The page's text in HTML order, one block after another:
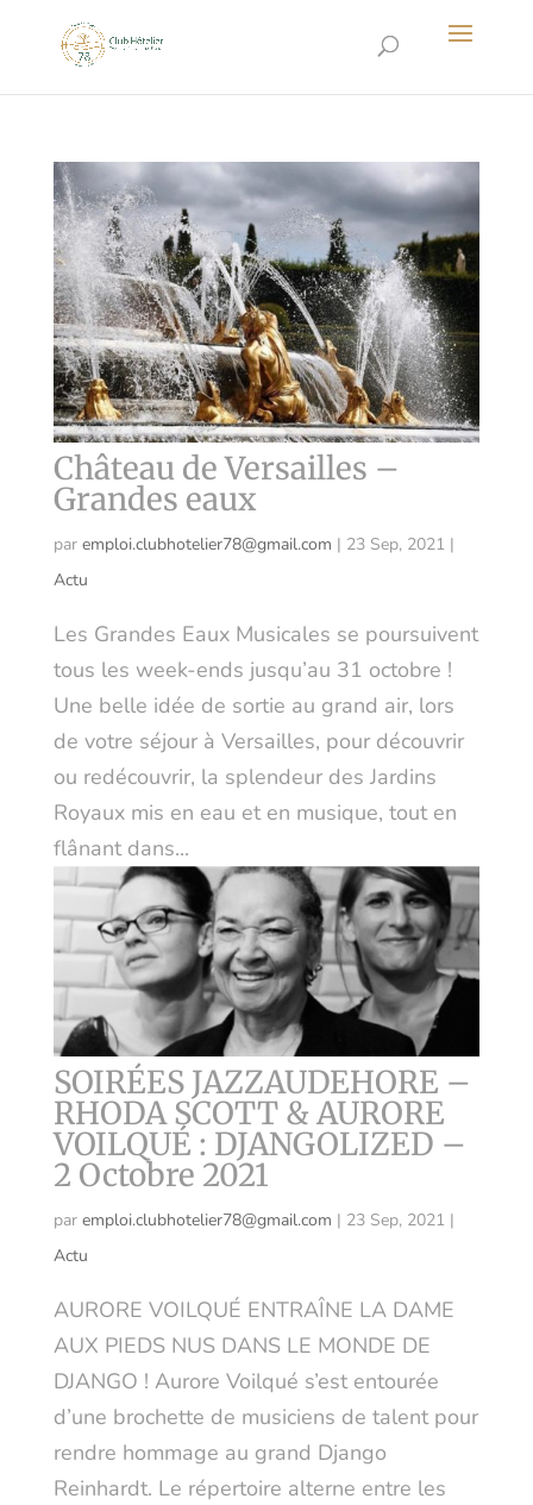
Château de Versailles –
Grandes eaux
par emploi.clubhotelier78@gmail.com | 23 Sep, 2021 |
Actu
Les Grandes Eaux Musicales se poursuivent
tous les week-ends jusqu’au 31 octobre !
Une belle idée de sortie au grand air, lors
de votre séjour à Versailles, pour découvrir
ou redécouvrir, la splendeur des Jardins
Royaux mis en eau et en musique, tout en
flânant dans...
SOIRÉES JAZZAUDEHORE –
RHODA SCOTT & AURORE
VOILQUÉ : DJANGOLIZED –
2 Octobre 2021
par emploi.clubhotelier78@gmail.com | 23 Sep, 2021 |
Actu
AURORE VOILQUÉ ENTRAÎNE LA DAME
AUX PIEDS NUS DANS LE MONDE DE
DJANGO ! Aurore Voilqué s’est entourée
d’une brochette de musiciens de talent pour
rendre hommage au grand Django
Reinhardt. Le répertoire alterne entre les